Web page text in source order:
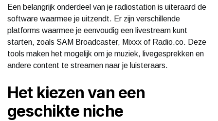
Een belangrijk onderdeel van je radiostation is uiteraard de
software waarmee je uitzendt. Er zijn verschillende
platforms waarmee je eenvoudig een livestream kunt
starten, zoals SAM Broadcaster, Mixxx of Radio.co. Deze
tools maken het mogelijk om je muziek, livegesprekken en
andere content te streamen naar je luisteraars.
Het kiezen van een
geschikte niche